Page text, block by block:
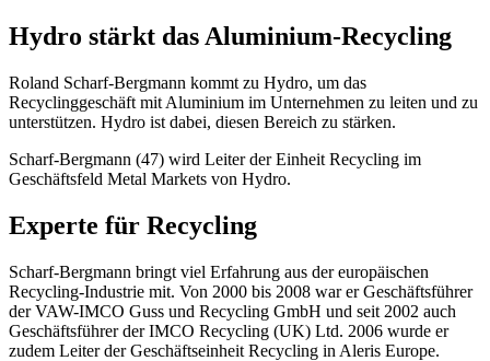
Hydro stärkt das Aluminium-Recycling
Roland Scharf-Bergmann kommt zu Hydro, um das
Recyclinggeschäft mit Aluminium im Unternehmen zu leiten und zu
unterstützen. Hydro ist dabei, diesen Bereich zu stärken.
Scharf-Bergmann (47) wird Leiter der Einheit Recycling im
Geschäftsfeld Metal Markets von Hydro.
Experte für Recycling
Scharf-Bergmann bringt viel Erfahrung aus der europäischen
Recycling-Industrie mit. Von 2000 bis 2008 war er Geschäftsführer
der VAW-IMCO Guss und Recycling GmbH und seit 2002 auch
Geschäftsführer der IMCO Recycling (UK) Ltd. 2006 wurde er
zudem Leiter der Geschäftseinheit Recycling in Aleris Europe.